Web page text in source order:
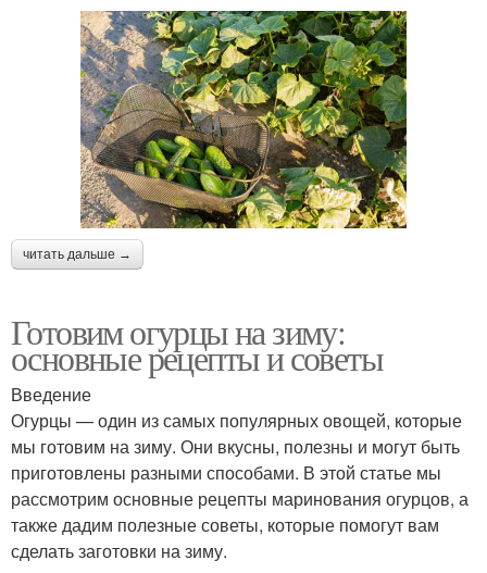
читать дальше →
Готовим огурцы на зиму:
основные рецепты и советы
Введение
Огурцы — один из самых популярных овощей, которые
мы готовим на зиму. Они вкусны, полезны и могут быть
приготовлены разными способами. В этой статье мы
рассмотрим основные рецепты маринования огурцов, а
также дадим полезные советы, которые помогут вам
сделать заготовки на зиму.